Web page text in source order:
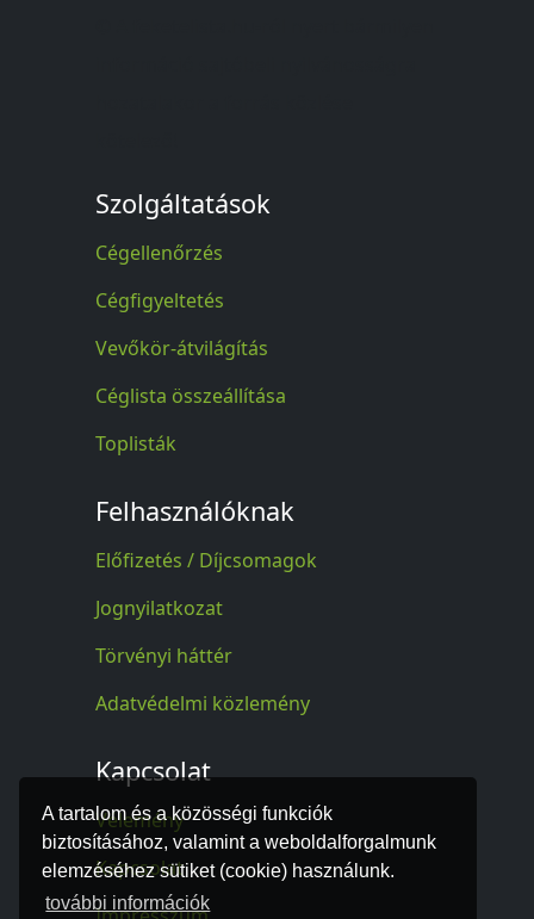
A tartalom és a közösségi funkciók
biztosításához, valamint a weboldalforgalmunk
elemzéséhez sütiket (cookie) használunk.
további információk
Szolgáltatások
Cégellenőrzés
Cégfigyeltetés
Vevőkör-átvilágítás
Céglista összeállítása
Toplisták
Felhasználóknak
Előfizetés / Díjcsomagok
Jognyilatkozat
Törvényi háttér
Adatvédelmi közlemény
Kapcsolat
Vélemény
Kapcsolat